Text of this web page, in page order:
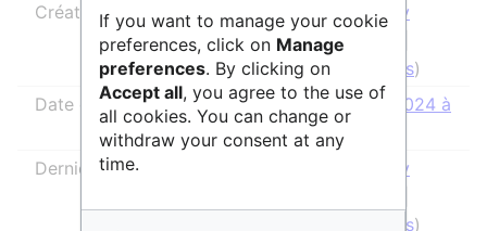
Créateur de la page
SidonieRaffy
(discussion
contributions)
Date de création de la page
29 janvier 2024 à
15:21
Dernier rédacteur
SidonieRaffy
contributions)
If you want to manage your cookie
preferences, click on Manage
preferences. By clicking on
Accept all, you agree to the use of
all cookies. You can change or
withdraw your consent at any
time.